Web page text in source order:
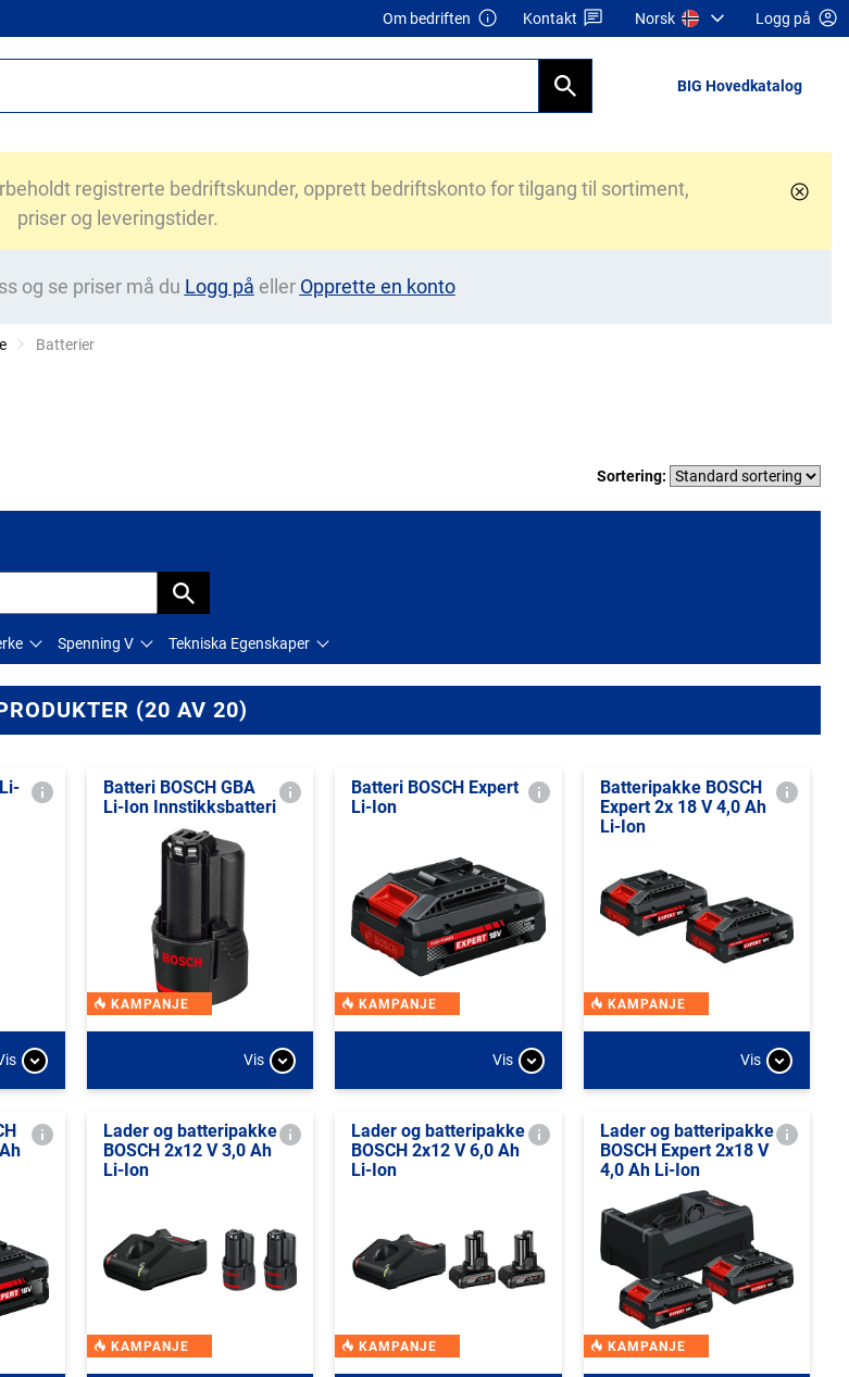
Om bedriften Kontakt Norsk Logg på
BIG Hovedkatalog
registrerte bedriftskunder, opprett bedriftskonto for tilgang til sortiment,
priser og leveringstider.
og se priser må du Logg på eller Opprette en konto
Current:
Batterier
Sortering:
Spenning V Tekniska Egenskaper
(20 AV 20)
Batteri BOSCH GBA
Li-Ion Innstikksbatteri
KAMPANJE
Vis
Batteri BOSCH Expert
Li-Ion
KAMPANJE
Vis
Batteripakke BOSCH
Expert 2x 18 V 4,0 Ah
Li-Ion
KAMPANJE
Vis
Lader og batteripakke
BOSCH 2x12 V 3,0 Ah
Li-Ion
KAMPANJE
Lader og batteripakke
BOSCH 2x12 V 6,0 Ah
Li-Ion
KAMPANJE
Lader og batteripakke
BOSCH Expert 2x18 V
4,0 Ah Li-Ion
KAMPANJE